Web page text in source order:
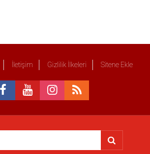
İletişim Gizlilik İlkeleri Sitene Ekle